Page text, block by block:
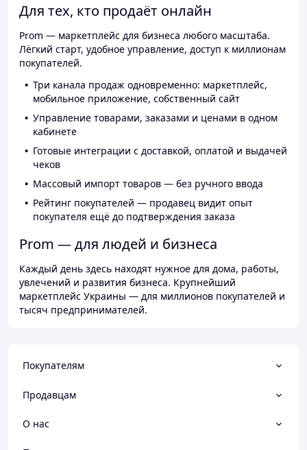
Для тех, кто продаёт онлайн
Prom — маркетплейс для бизнеса любого масштаба.
Лёгкий старт, удобное управление, доступ к миллионам
покупателей.
Три канала продаж одновременно: маркетплейс,
мобильное приложение, собственный сайт
Управление товарами, заказами и ценами в одном
кабинете
Готовые интеграции с доставкой, оплатой и выдачей
чеков
Массовый импорт товаров — без ручного ввода
Рейтинг покупателей — продавец видит опыт
покупателя ещё до подтверждения заказа
Prom — для людей и бизнеса
Каждый день здесь находят нужное для дома, работы,
увлечений и развития бизнеса. Крупнейший
маркетплейс Украины — для миллионов покупателей и
тысяч предпринимателей.
Покупателям
Продавцам
О нас